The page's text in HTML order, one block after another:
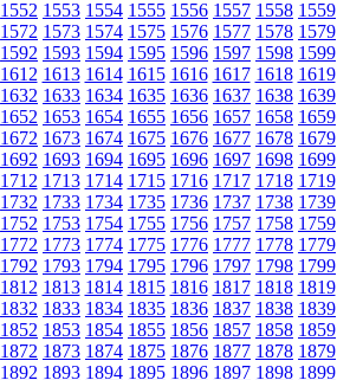
1552 1553 1554 1555 1556 1557 1558 1559
1572 1573 1574 1575 1576 1577 1578 1579
1592 1593 1594 1595 1596 1597 1598 1599
1612 1613 1614 1615 1616 1617 1618 1619
1632 1633 1634 1635 1636 1637 1638 1639
1652 1653 1654 1655 1656 1657 1658 1659
1672 1673 1674 1675 1676 1677 1678 1679
1692 1693 1694 1695 1696 1697 1698 1699
1712 1713 1714 1715 1716 1717 1718 1719
1732 1733 1734 1735 1736 1737 1738 1739
1752 1753 1754 1755 1756 1757 1758 1759
1772 1773 1774 1775 1776 1777 1778 1779
1792 1793 1794 1795 1796 1797 1798 1799
1812 1813 1814 1815 1816 1817 1818 1819
1832 1833 1834 1835 1836 1837 1838 1839
1852 1853 1854 1855 1856 1857 1858 1859
1872 1873 1874 1875 1876 1877 1878 1879
1892 1893 1894 1895 1896 1897 1898 1899